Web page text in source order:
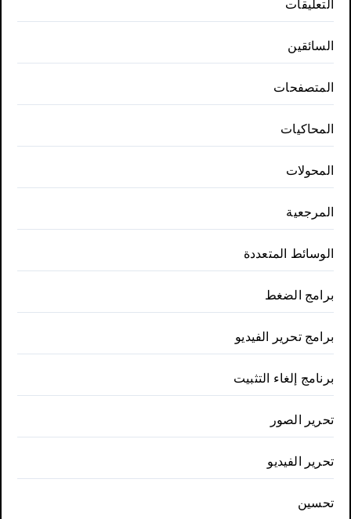
التعليقات
السائقين
المتصفحات
المحاكيات
المحولات
المرجعية
الوسائط المتعددة
برامج الضغط
برامج تحرير الفيديو
برنامج إلغاء التثبيت
تحرير الصور
تحرير الفيديو
تحسين